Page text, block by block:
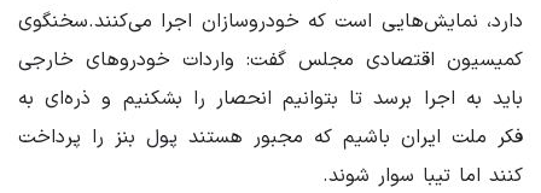
دارد، نمایش‌هایی است که خودروسازان اجرا می‌کنند.سخنگوی
کمیسیون اقتصادی مجلس گفت: واردات خودروهای خارجی
باید به اجرا برسد تا بتوانیم انحصار را بشکنیم و ذره‌ای به
فکر ملت ایران باشیم که مجبور هستند پول بنز را پرداخت
کنند اما تیبا سوار شوند.